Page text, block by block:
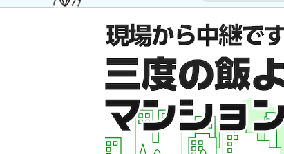
サービス一覧
管理組合運営
メルの理事会アドバイザー »
メルのプロ理事長 »
新人管理士顧問サービス
管理契約見直しドクター »